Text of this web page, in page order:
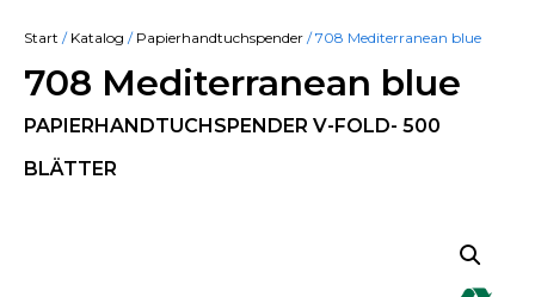
Start / Katalog / Papierhandtuchspender / 708 Mediterranean blue
708 Mediterranean blue
PAPIERHANDTUCHSPENDER V-FOLD- 500
BLÄTTER